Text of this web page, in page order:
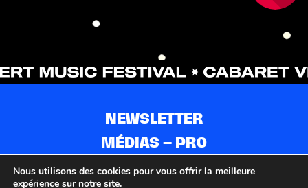
NEWSLETTER
MÉDIAS – PRO
CONTACTS
Nous utilisons des cookies pour vous offrir la meilleure
expérience sur notre site.